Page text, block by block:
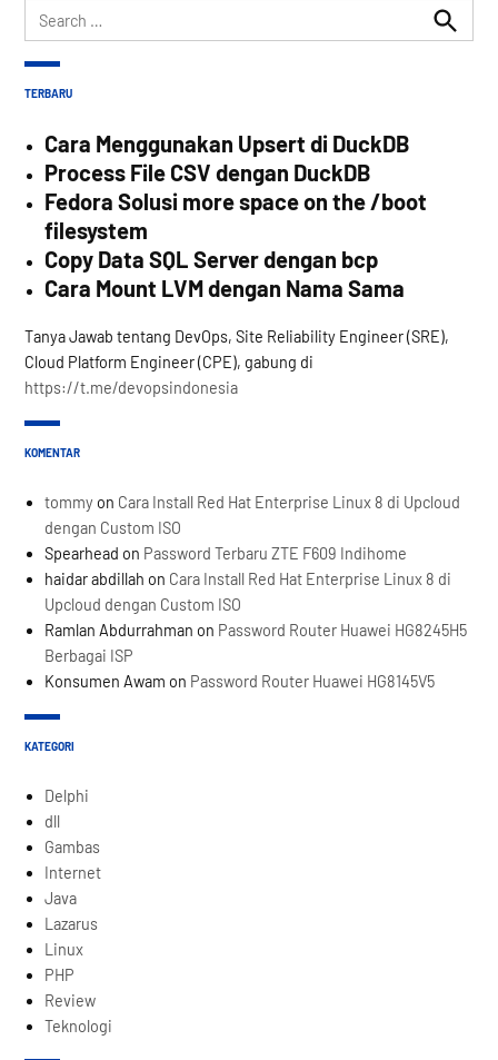
Search
for:
Search
TERBARU
Cara Menggunakan Upsert di DuckDB
Process File CSV dengan DuckDB
Fedora Solusi more space on the /boot
filesystem
Copy Data SQL Server dengan bcp
Cara Mount LVM dengan Nama Sama
Tanya Jawab tentang DevOps, Site Reliability Engineer (SRE),
Cloud Platform Engineer (CPE), gabung di
https://t.me/devopsindonesia
KOMENTAR
tommy on Cara Install Red Hat Enterprise Linux 8 di Upcloud
dengan Custom ISO
Spearhead on Password Terbaru ZTE F609 Indihome
haidar abdillah on Cara Install Red Hat Enterprise Linux 8 di
Upcloud dengan Custom ISO
Ramlan Abdurrahman on Password Router Huawei HG8245H5
Berbagai ISP
Konsumen Awam on Password Router Huawei HG8145V5
KATEGORI
Delphi
dll
Gambas
Internet
Java
Lazarus
Linux
PHP
Review
Teknologi